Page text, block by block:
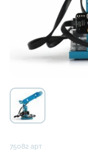
75082 арт